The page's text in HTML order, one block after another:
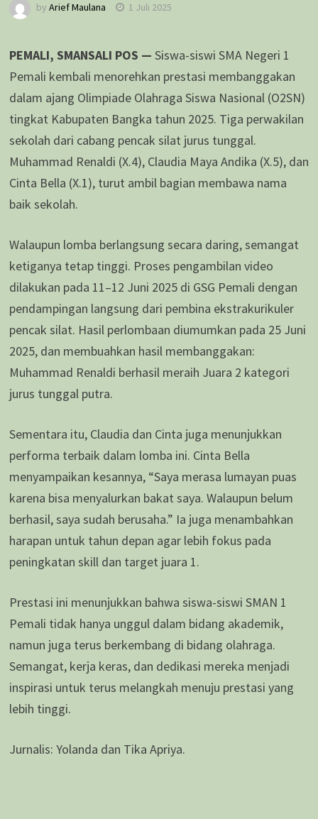
by Arief Maulana 1 Juli 2025
PEMALI, SMANSALI POS — Siswa-siswi SMA Negeri 1
Pemali kembali menorehkan prestasi membanggakan
dalam ajang Olimpiade Olahraga Siswa Nasional (O2SN)
tingkat Kabupaten Bangka tahun 2025. Tiga perwakilan
sekolah dari cabang pencak silat jurus tunggal.
Muhammad Renaldi (X.4), Claudia Maya Andika (X.5), dan
Cinta Bella (X.1), turut ambil bagian membawa nama
baik sekolah.
Walaupun lomba berlangsung secara daring, semangat
ketiganya tetap tinggi. Proses pengambilan video
dilakukan pada 11–12 Juni 2025 di GSG Pemali dengan
pendampingan langsung dari pembina ekstrakurikuler
pencak silat. Hasil perlombaan diumumkan pada 25 Juni
2025, dan membuahkan hasil membanggakan:
Muhammad Renaldi berhasil meraih Juara 2 kategori
jurus tunggal putra.
Sementara itu, Claudia dan Cinta juga menunjukkan
performa terbaik dalam lomba ini. Cinta Bella
menyampaikan kesannya, “Saya merasa lumayan puas
karena bisa menyalurkan bakat saya. Walaupun belum
berhasil, saya sudah berusaha.” Ia juga menambahkan
harapan untuk tahun depan agar lebih fokus pada
peningkatan skill dan target juara 1.
Prestasi ini menunjukkan bahwa siswa-siswi SMAN 1
Pemali tidak hanya unggul dalam bidang akademik,
namun juga terus berkembang di bidang olahraga.
Semangat, kerja keras, dan dedikasi mereka menjadi
inspirasi untuk terus melangkah menuju prestasi yang
lebih tinggi.
Jurnalis: Yolanda dan Tika Apriya.